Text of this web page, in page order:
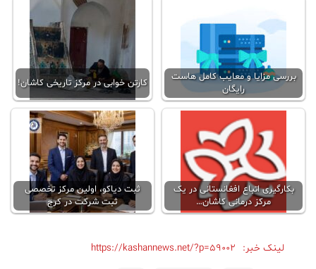
بررسی مزایا و معایب کامل هاست
رایگان
کارتن خوابی در مرکز تاریخی کاشان!
بکارگیری اتباع افغانستانی در یک
مرکز درمانی‌ کاشان…
ثبت دیاکو، اولین مرکز تخصصی
ثبت شرکت در کرج
لینک خبر: https://kashannews.net/?p=59002